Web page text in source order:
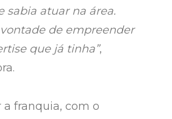
sabia atuar na área.
de empreender
que já tinha”,
a franquia, com o